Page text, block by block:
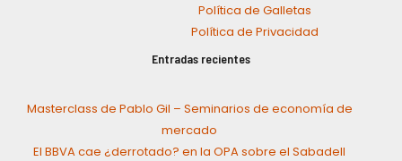
Política de Galletas
Política de Privacidad
Entradas recientes
Masterclass de Pablo Gil – Seminarios de economía de
mercado
El BBVA cae ¿derrotado? en la OPA sobre el Sabadell